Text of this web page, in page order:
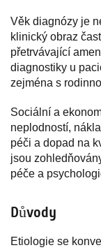
Věk diagnózy je
klinický obraz
přetrvávající
diagnostiky u
zejména s
Sociální a
neplodností,
péči a dopad na
jsou
péče a
Důvody
Etiologie se